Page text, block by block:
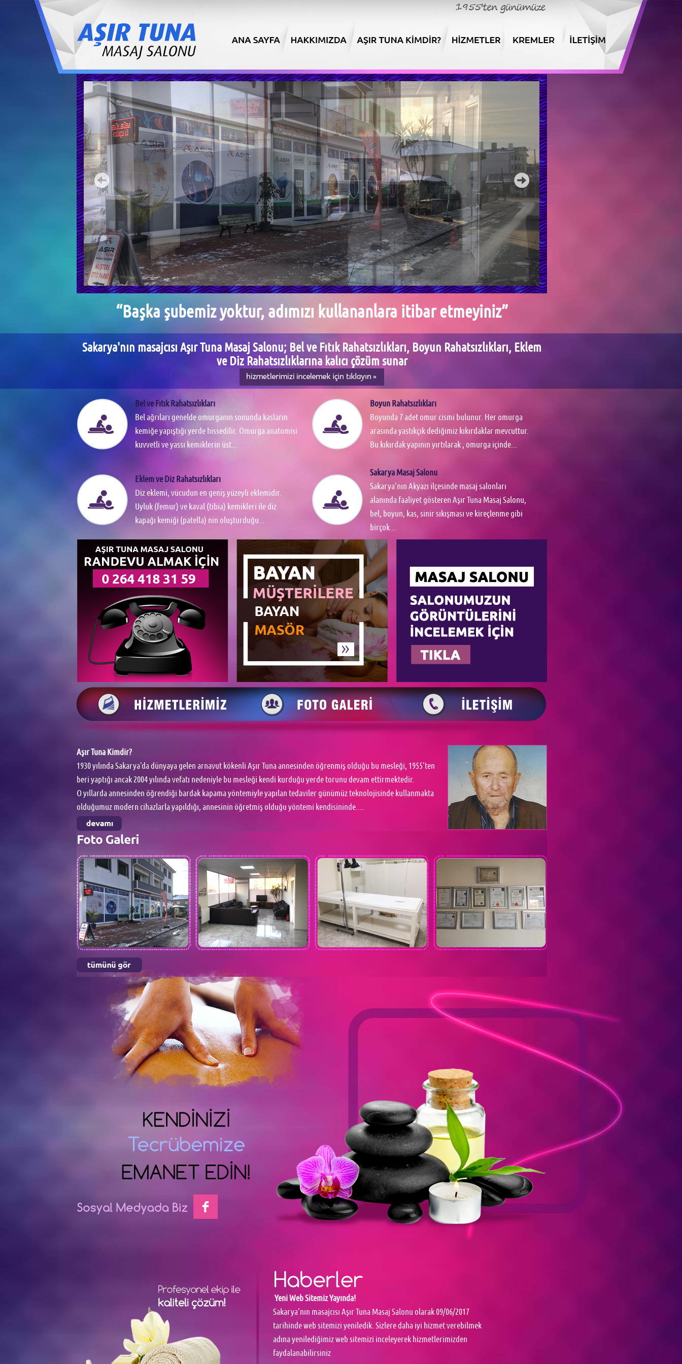
“Başka şubemiz yoktur, adımızı kullananlara itibar etmeyiniz”
Sakarya'nın masajcısı Aşır Tuna Masaj Salonu; Bel ve Fıtık Rahatsızlıkları, Boyun Rahatsızlıkları, Eklem
ve Diz Rahatsızlıklarına kalıcı çözüm sunar
Bel ve Fıtık Rahatsızlıkları
Bel ağrıları genelde omurganın sonunda kasların
kemiğe yapıştığı yerde hissedilir. Omurga anatomisi
kuvvetli ve yassı kemiklerin üst...
Boyun Rahatsızlıkları
Boyunda 7 adet omur cismi bulunur. Her omurga
arasında yastıkçık dediğimiz kıkırdaklar mevcuttur.
Bu kıkırdak yapının yırtılarak , omurga içinde...
Eklem ve Diz Rahatsızlıkları
Diz eklemi, vücudun en geniş yüzeyli eklemidir.
Uyluk (femur) ve kaval (tibia) kemikleri ile diz
kapağı kemiği (patella) nin oluşturduğu...
Sakarya Masaj Salonu
Sakarya'nın Akyazı ilçesinde masaj salonları
alanında faaliyet gösteren Aşır Tuna Masaj Salonu,
bel, boyun, kas, sinir sıkışması ve kireçlenme gibi
birçok...
Aşır Tuna Kimdir?
1930 yılında Sakarya'da dünyaya gelen arnavut kökenli Aşır Tuna annesinden öğrenmiş olduğu bu mesleği, 1955'ten
beri yaptığı ancak 2004 yılında vefatı nedeniyle bu mesleği kendi kurduğu yerde torunu devam ettirmektedir.
O yıllarda annesinden öğrendiği bardak kapama yöntemiyle yapılan tedaviler günümüz teknolojisinde kullanmakta
olduğumuz modern cihazlarla yapıldığı, annesinin öğretmiş olduğu yöntemi kendisininde....
Yeni Web Sitemiz Yayında!
Sakarya'nın masajcısı Aşır Tuna Masaj Salonu olarak 09/06/2017
tarihinde web sitemizi yeniledik. Sizlere daha iyi hizmet verebilmek
adına yenilediğimiz web sitemizi inceleyerek hizmetlerimizden
faydalanabilirsiniz